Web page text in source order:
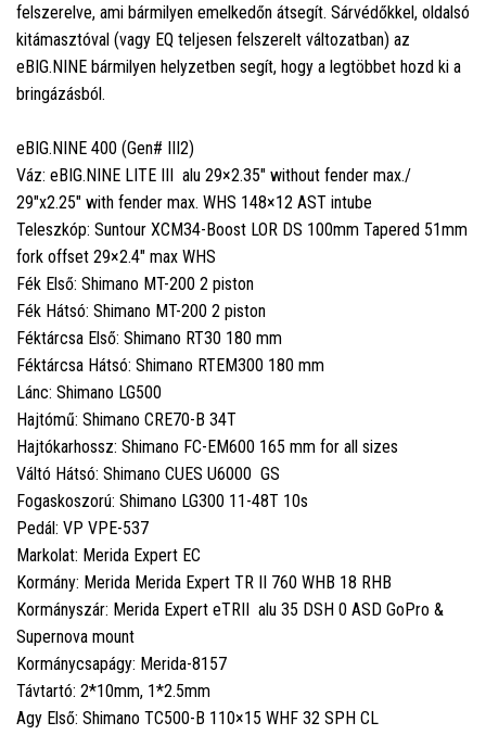
felszerelve, ami bármilyen emelkedőn átsegít. Sárvédőkkel, oldalsó
kitámasztóval (vagy EQ teljesen felszerelt változatban) az
eBIG.NINE bármilyen helyzetben segít, hogy a legtöbbet hozd ki a
bringázásból.
eBIG.NINE 400 (Gen# III2)
Váz: eBIG.NINE LITE III alu 29×2.35" without fender max./
29"x2.25" with fender max. WHS 148×12 AST intube
Teleszkóp: Suntour XCM34-Boost LOR DS 100mm Tapered 51mm
fork offset 29×2.4" max WHS
Fék Első: Shimano MT-200 2 piston
Fék Hátsó: Shimano MT-200 2 piston
Féktárcsa Első: Shimano RT30 180 mm
Féktárcsa Hátsó: Shimano RTEM300 180 mm
Lánc: Shimano LG500
Hajtómű: Shimano CRE70-B 34T
Hajtókarhossz: Shimano FC-EM600 165 mm for all sizes
Váltó Hátsó: Shimano CUES U6000 GS
Fogaskoszorú: Shimano LG300 11-48T 10s
Pedál: VP VPE-537
Markolat: Merida Expert EC
Kormány: Merida Merida Expert TR II 760 WHB 18 RHB
Kormányszár: Merida Expert eTRII alu 35 DSH 0 ASD GoPro &
Supernova mount
Kormánycsapágy: Merida-8157
Távtartó: 2*10mm, 1*2.5mm
Agy Első: Shimano TC500-B 110×15 WHF 32 SPH CL